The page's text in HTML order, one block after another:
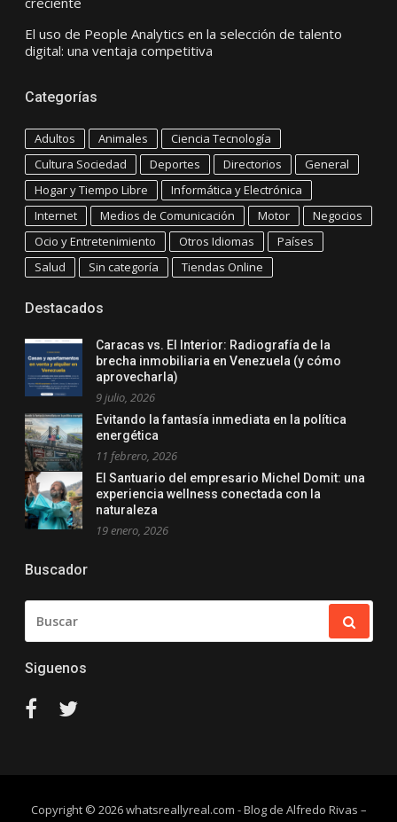
El uso de People Analytics en la selección de talento
digital: una ventaja competitiva
Categorías
Adultos Animales
Ciencia Tecnología
Cultura Sociedad
Deportes Directorios
General
Hogar y Tiempo Libre
Informática y Electrónica
Internet
Medios de Comunicación Motor
Negocios
Ocio y Entretenimiento
Otros Idiomas
Países
Salud
Sin categoría Tiendas Online
Destacados
Caracas vs. El Interior: Radiografía de la
brecha inmobiliaria en Venezuela (y cómo
aprovecharla)
9 julio, 2026
Evitando la fantasía inmediata en la política
energética
11 febrero, 2026
El Santuario del empresario Michel Domit: una
experiencia wellness conectada con la
naturaleza
19 enero, 2026
Buscador
Siguenos
# #
Copyright © 2026 whatsreallyreal.com - Blog de Alfredo Rivas –